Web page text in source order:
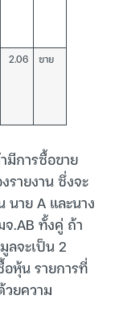
2.06 ขาย
การซื้อขาย
ายงาน ซึ่งจะ
นาย A และนาง
.AB ทั้งคู่ ถ้า
ลจะเป็น 2
อหุ้น รายการที่
ยความ